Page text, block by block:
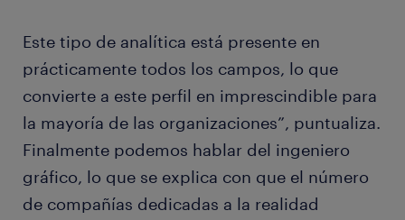
Este tipo de analítica está presente en
prácticamente todos los campos, lo que
convierte a este perfil en imprescindible para
la mayoría de las organizaciones”, puntualiza.
Finalmente podemos hablar del ingeniero
gráfico, lo que se explica con que el número
de compañías dedicadas a la realidad